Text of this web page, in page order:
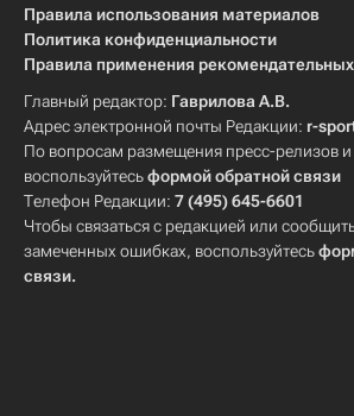
Правила использования материалов
Политика конфиденциальности
Правила применения рекомендательных
Главный редактор: Гаврилова А.В.
Адрес электронной почты Редакции: r-
По вопросам размещения пресс-релизов
воспользуйтесьформой обратной связи
Телефон Редакции: 7 (495) 645-6601
Чтобы связаться с редакцией или
замеченных ошибках, воспользуйтесь
связи.